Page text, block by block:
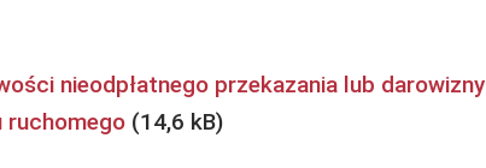
nieodpłatnego przekazania lub darowizny
ruchomego